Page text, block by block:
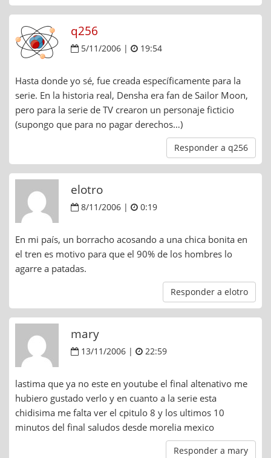
q256
5/11/2006 | 19:54
Hasta donde yo sé, fue creada específicamente para la
serie. En la historia real, Densha era fan de Sailor Moon,
pero para la serie de TV crearon un personaje ficticio
(supongo que para no pagar derechos…)
Responder a q256
elotro
8/11/2006 | 0:19
En mi país, un borracho acosando a una chica bonita en
el tren es motivo para que el 90% de los hombres lo
agarre a patadas.
Responder a elotro
mary
13/11/2006 | 22:59
lastima que ya no este en youtube el final altenativo me
hubiero gustado verlo y en cuanto a la serie esta
chidisima me falta ver el cpitulo 8 y los ultimos 10
minutos del final saludos desde morelia mexico
Responder a mary